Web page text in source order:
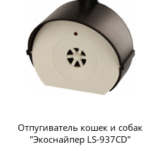
Отпугиватель кошек и собак
"Экоснайпер LS-937CD"